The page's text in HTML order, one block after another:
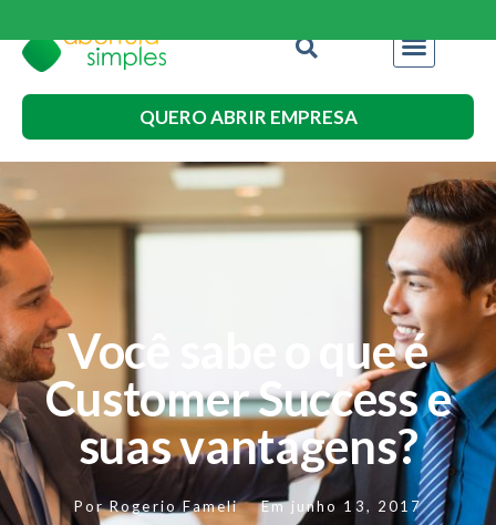
QUERO ABRIR EMPRESA
Você sabe o que é
Customer Success e
suas vantagens?
PorRogerio Fameli Em junho 13, 2017